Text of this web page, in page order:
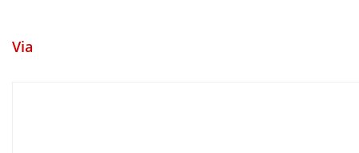
Via